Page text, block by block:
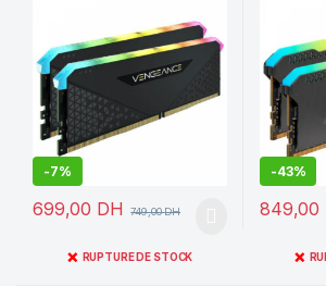
-7%
699,00 DH 749,00DH
❌ RUPTURE DE STOCK
-43%
849,00
❌